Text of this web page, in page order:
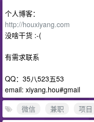
个人博客：
http://houxiyang.com
没啥干货 :-(
有需求联系
QQ：35八523五53
email: xiyang.hou#gmail
微信
兼职
项目